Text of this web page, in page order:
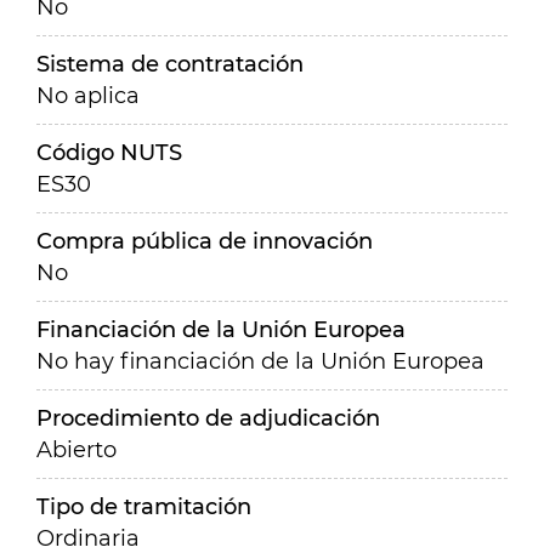
No
Sistema de contratación
No aplica
Código NUTS
ES30
Compra pública de innovación
No
Financiación de la Unión Europea
No hay financiación de la Unión Europea
Procedimiento de adjudicación
Abierto
Tipo de tramitación
Ordinaria